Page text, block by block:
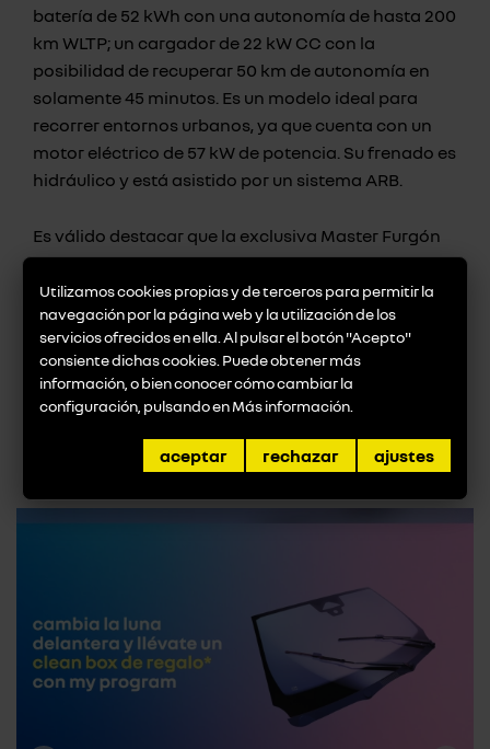
batería de 52 kWh con una autonomía de hasta 200
km WLTP; un cargador de 22 kW CC con la
posibilidad de recuperar 50 km de autonomía en
solamente 45 minutos. Es un modelo ideal para
recorrer entornos urbanos, ya que cuenta con un
motor eléctrico de 57 kW de potencia. Su frenado es
hidráulico y está asistido por un sistema ARB.
Es válido destacar que la exclusiva Master Furgón
E-Tech Electric se encontrará disponible en 15
versiones y el cliente podrá elegir entre tres
longitudes y tres alturas diferentes: la misma estará
apto en 3,1t y 3,5t además de 3,8t.
volver a noticias
promociones destacadas
Utilizamos cookies propias y de terceros para permitir la
navegación por la página web y la utilización de los
servicios ofrecidos en ella. Al pulsar el botón "Acepto"
consiente dichas cookies. Puede obtener más
información, o bien conocer cómo cambiar la
configuración, pulsando enMás información
aceptar rechazar ajustes